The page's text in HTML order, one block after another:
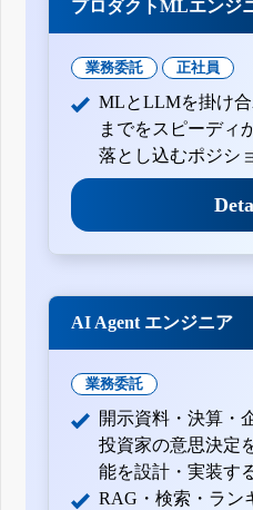
プロダクトMLエンジ
業務委託 正社員
MLとLLMを掛け
までをスピーディ
落とし込むポジシ
AI Agent エンジニア
業務委託
開示資料・決算・
投資家の意思決定
能を設計・実装す
RAG・検索・ラン